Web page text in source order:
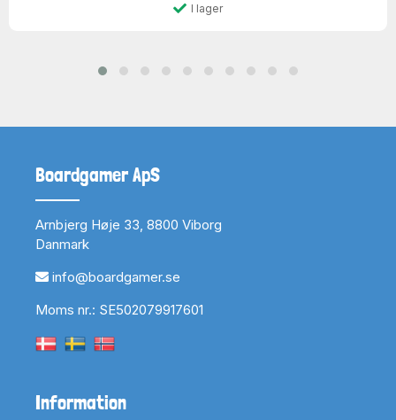
I lager
Boardgamer ApS
Arnbjerg Høje 33, 8800 Viborg
Danmark
info@boardgamer.se
Moms nr.: SE502079917601
Information